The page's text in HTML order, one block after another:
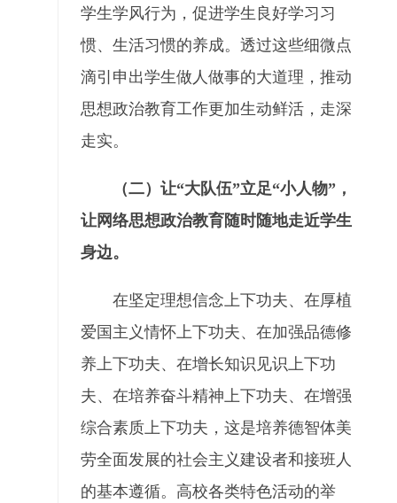
学生学风行为，促进学生良好学习习
惯、生活习惯的养成。透过这些细微点
滴引申出学生做人做事的大道理，推动
思想政治教育工作更加生动鲜活，走深
走实。
（二）让“大队伍”立足“小人物”，
让网络思想政治教育随时随地走近学生
身边。
在坚定理想信念上下功夫、在厚植
爱国主义情怀上下功夫、在加强品德修
养上下功夫、在增长知识见识上下功
夫、在培养奋斗精神上下功夫、在增强
综合素质上下功夫，这是培养德智体美
劳全面发展的社会主义建设者和接班人
的基本遵循。高校各类特色活动的举